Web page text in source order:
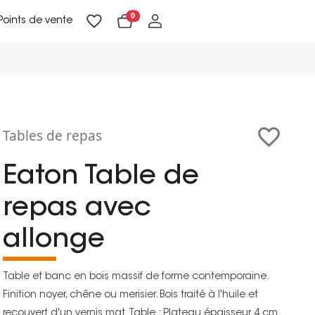
de vente 0
Tables de repas
Eaton Table de
repas avec
allonge
Table et banc en bois massif de forme contemporaine.
Finition noyer, chêne ou merisier. Bois traité à l'huile et